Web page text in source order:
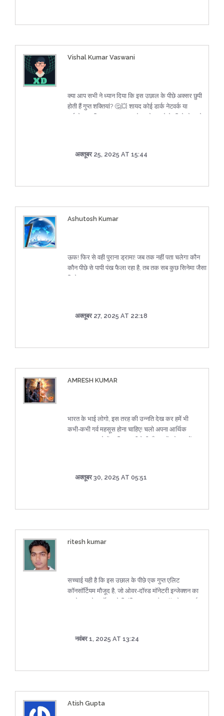
Vishal Kumar Vaswani
क्या आप सभी ने ध्यान दिया कि इस उछाल के पीछे अक्सर छुपी
होती हैं गुप्त शक्तियां? 🤔💥 शायद कोई डार्क नेटवर्क या
अक्तूबर 25, 2025 AT 15:44
Ashutosh Kumar
ऊफ! फिर से वही पुराना ड्रामा! जब तक नहीं पता चलेगा कौन
कौन पीछे से पापी पंख फैला रहा है, तब तक सब कुछ सिनेमा जैसा
अक्तूबर 27, 2025 AT 22:18
AMRESH KUMAR
भारत के भाई लोगो, इस तरह की उन्नति देख कर हमें भी
कभी‑कभी गर्व महसूस होना चाहिए! चलो अपना आर्थिक
अक्तूबर 30, 2025 AT 05:51
ritesh kumar
सच्चाई यही है कि इस उछाल के पीछे एक गुप्त एलिट
कॉनसॉर्टियम मौजूद है, जो ओवर‑दॉस्ड मॉनेटरी इन्जेक्शन का
नवंबर 1, 2025 AT 13:24
Atish Gupta